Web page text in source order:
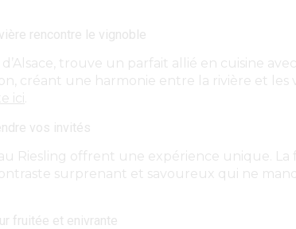
rencontre le vignoble
trouve un parfait allié en cuisine
créant une harmonie entre la rivière et les
ici
vos invités
Riesling offrent une expérience unique. La
surprenant et savoureux qui ne
fruitée et enivrante